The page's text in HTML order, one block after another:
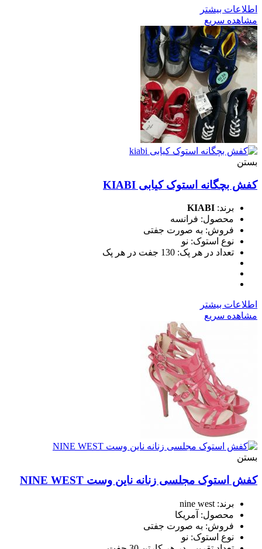
اطلاعات بیشتر
مشاهده سریع
بستن
کفش بچگانه استوک کیابی KIABI
برند: KIABI
محصول: فرانسه
فروش: به صورت جفتی
نوع استوک: نو
تعداد در هر پک: 130 جفت در هر پک
اطلاعات بیشتر
مشاهده سریع
بستن
کفش استوک مجلسی زنانه ناین وست NINE WEST
برند: nine west
محصول: آمریکا
فروش: به صورت جفتی
نوع استوک: نو